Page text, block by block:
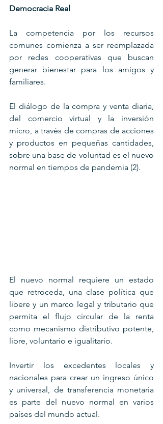
Democracia Real
La competencia por los recursos
comunes comienza a ser reemplazada
por redes cooperativas que buscan
generar bienestar para los amigos y
familiares.
El diálogo de la compra y venta diaria,
del comercio virtual y la inversión
micro, a través de compras de acciones
y productos en pequeñas cantidades,
sobre una base de voluntad es el nuevo
normal en tiempos de pandemia (2).
El nuevo normal requiere un estado
que retroceda, una clase política que
libere y un marco legal y tributario que
permita el flujo circular de la renta
como mecanismo distributivo potente,
libre, voluntario e igualitario.
Invertir los excedentes locales y
nacionales para crear un ingreso único
y universal, de transferencia monetaria
es parte del nuevo normal en varios
países del mundo actual.